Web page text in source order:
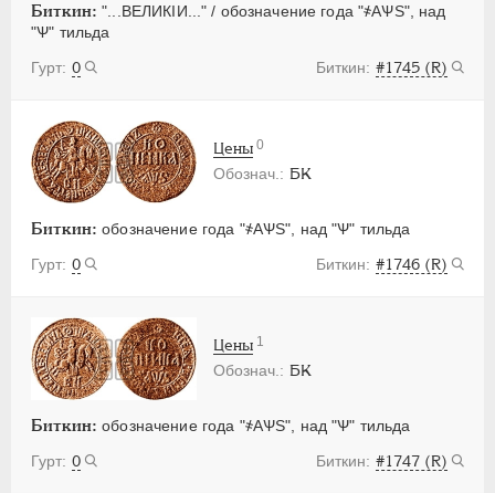
Биткин: "...ВЕЛИКIИ..." / обозначение года "҂АѰS", над
"Ѱ" тильда
0
#1745 (R)
БК
Биткин: обозначение года "҂АѰS", над "Ѱ" тильда
0
#1746 (R)
Цены 0
БК
Биткин: обозначение года "҂АѰS", над "Ѱ" тильда
0
#1747 (R)
Цены 1